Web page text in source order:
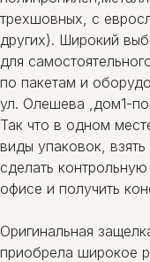
трехшовных, с
других). Широкий
для
по пакетам и
ул. Олешева ,дом1-
Так что в одном
виды упаковок,
сделать
офисе и получить
Оригинальная
приобрела широкое